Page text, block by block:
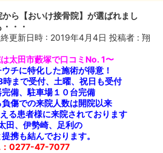
ら【おいけ接骨院】が選ばれまし
・・
更新日時 : 2019年4月4日 投稿者 : 翔
太田市藪塚で口コミNo. 1〜
チに特化した施術が得意！
まで受付、土曜、祝日も受付
備、駐車場１０台完備
傷での来院人数は開院以来
る患者様に来院されております
田、伊勢崎、足利の
携も結んでおります。
：0277-47-7077
る
る